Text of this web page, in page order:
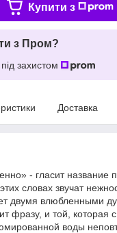
Купити з
з Пром?
захистом
Доставка
- гласит название
словах звучат
двумя влюбленными
фразу, и той, которая
воды